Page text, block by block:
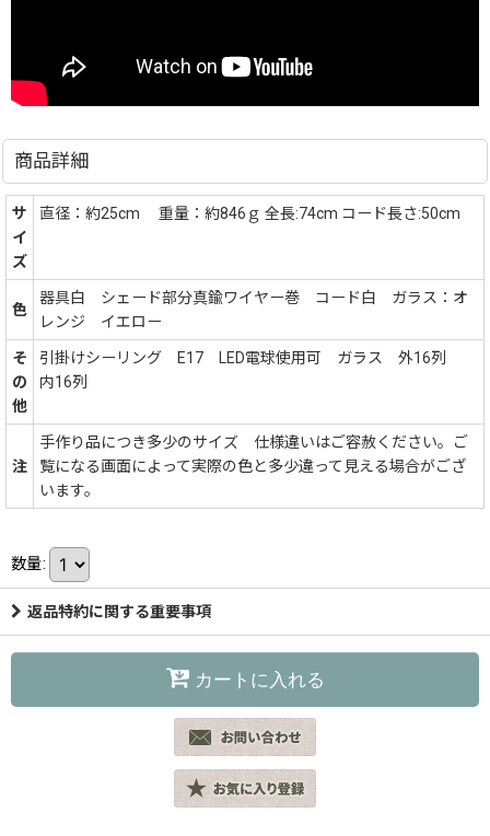
商品詳細
サ
イ
ズ
直径：約25cm 重量：約846ｇ 全長:74cm コード長さ:50cm
色
器具白 シェード部分真鍮ワイヤー巻 コード白 ガラス：オ
レンジ イエロー
そ
の
他
引掛けシーリング E17 LED電球使用可 ガラス 外16列
内16列
注
手作り品につき多少のサイズ 仕様違いはご容赦ください。ご
覧になる画面によって実際の色と多少違って見える場合がござ
います。
数量:
返品特約に関する重要事項
カートに入れる